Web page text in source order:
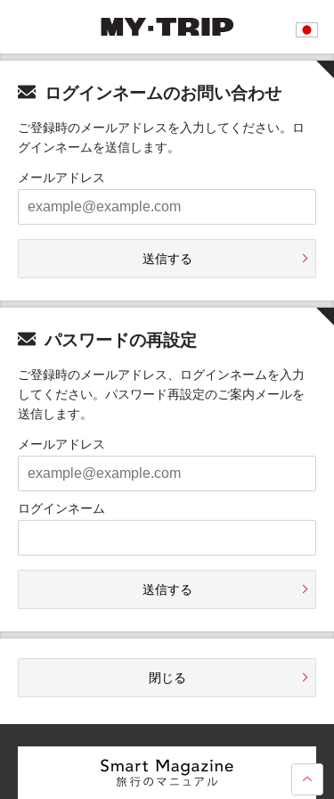
ログインネームのお問い合わせ
ご登録時のメールアドレスを入力してください。ロ
グインネームを送信します。
メールアドレス
送信する
パスワードの再設定
ご登録時のメールアドレス、ログインネームを入力
してください。パスワード再設定のご案内メールを
送信します。
メールアドレス
ログインネーム
送信する
閉じる